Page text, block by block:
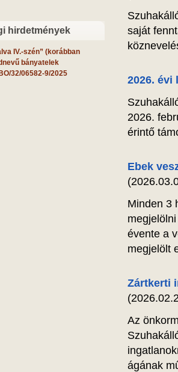
hirdetmények
IV.-szén” (korábban
bányatelek
32/06582-9/2025
saját
2026. évi
2026.
érintő
Ebek
Minden 3
évente a
megjelölt
Zártkerti
Az
ágának